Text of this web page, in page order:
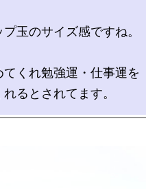
玉のサイズ感ですね。
くれ勉強運・仕事運を